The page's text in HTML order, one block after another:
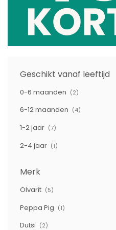
Geschikt vanaf leeftijd
0-6 maanden (2)
6-12 maanden (4)
1-2 jaar (7)
2-4 jaar (1)
Merk
Olvarit (5)
Peppa Pig (1)
Dutsi (2)